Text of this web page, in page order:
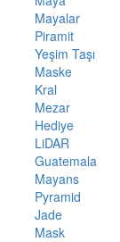
Mayalar
Piramit
Yeşim Taşı
Maske
Kral
Mezar
Hediye
LiDAR
Guatemala
Mayans
Pyramid
Jade
Mask